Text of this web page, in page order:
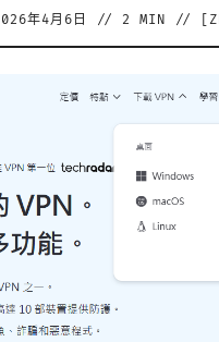
年4月6日 // 2 MIN // [